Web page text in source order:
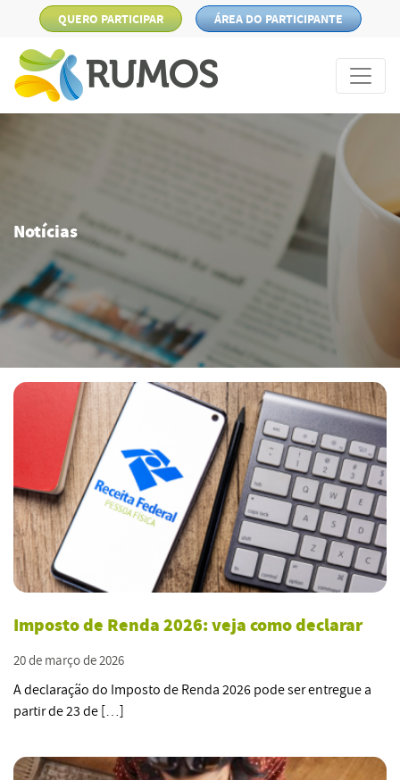
QUERO PARTICIPAR ÁREA DO PARTICIPANTE
Notícias
Imposto de Renda 2026: veja como declarar
20 de março de 2026
A declaração do Imposto de Renda 2026 pode ser entregue a
partir de 23 de […]